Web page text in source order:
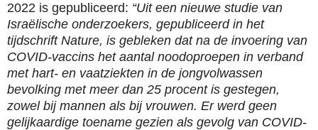
2022 is gepubliceerd: “Uit een nieuwe studie van
Israëlische onderzoekers, gepubliceerd in het
tijdschrift Nature, is gebleken dat na de invoering van
COVID-vaccins het aantal noodoproepen in verband
met hart- en vaatziekten in de jongvolwassen
bevolking met meer dan 25 procent is gestegen,
zowel bij mannen als bij vrouwen. Er werd geen
gelijkaardige toename gezien als gevolg van COVID-